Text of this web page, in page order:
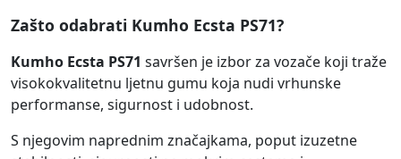
Zašto odabrati Kumho Ecsta PS71?
Kumho Ecsta PS71 savršen je izbor za vozače koji traže
visokokvalitetnu ljetnu gumu koja nudi vrhunske
performanse, sigurnost i udobnost.
S njegovim naprednim značajkama, poput izuzetne